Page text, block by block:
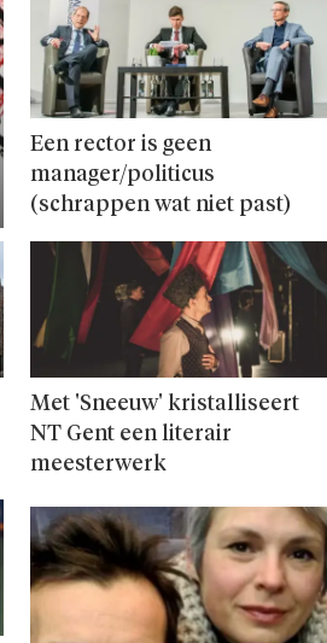
Een rector is geen
manager/politicus
(schrappen wat niet past)
Met 'Sneeuw' kristalliseert
NT Gent een literair
meesterwerk